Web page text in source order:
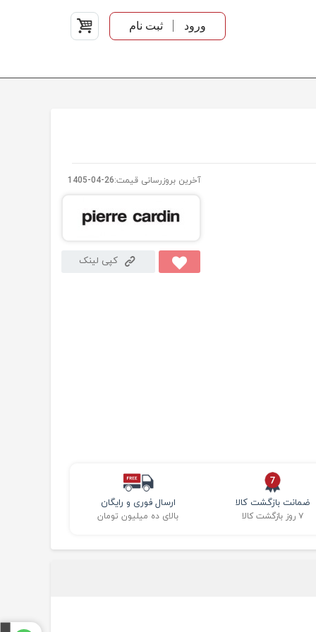
ورود ثبت نام
آخرین بروزرسانی قیمت:1405-04-26
کپی لینک
ارسال فوری و رایگان
بالای ده میلیون تومان
ضمانت بازگشت کالا
۷ روز بازگشت کالا